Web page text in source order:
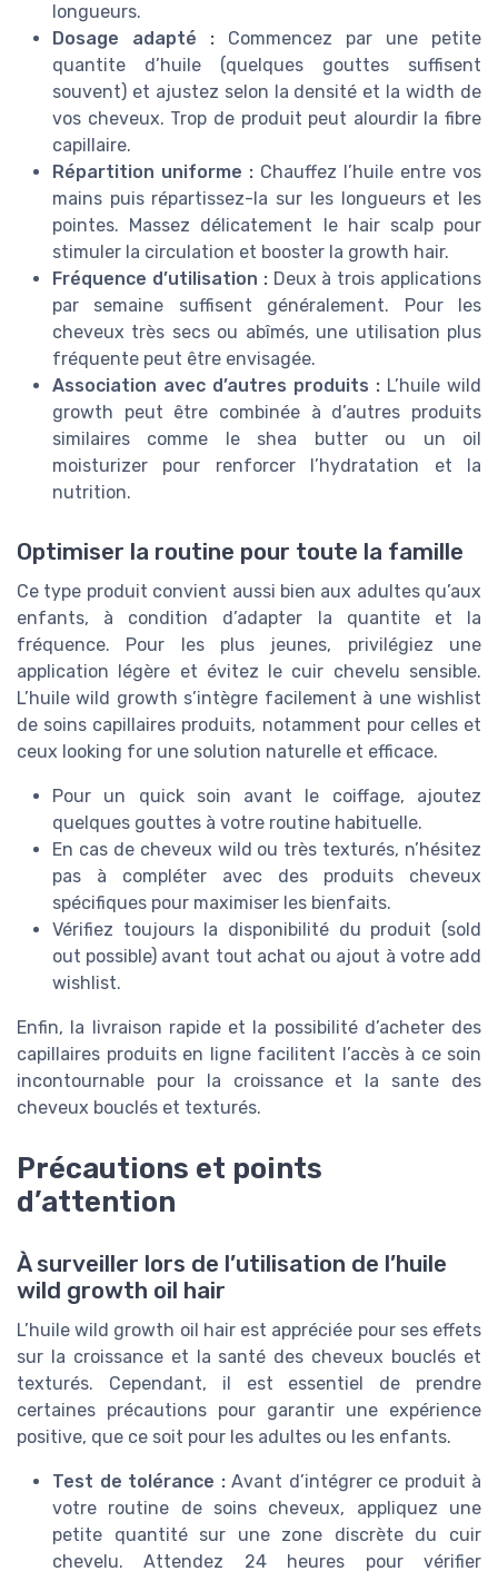
longueurs.
Dosage adapté : Commencez par une petite
quantite d’huile (quelques gouttes suffisent
souvent) et ajustez selon la densité et la width de
vos cheveux. Trop de produit peut alourdir la fibre
capillaire.
Répartition uniforme : Chauffez l’huile entre vos
mains puis répartissez-la sur les longueurs et les
pointes. Massez délicatement le hair scalp pour
stimuler la circulation et booster la growth hair.
Fréquence d’utilisation :Deux à trois applications
par semaine suffisent généralement. Pour les
cheveux très secs ou abîmés, une utilisation plus
fréquente peut être envisagée.
Association avec d’autres produits : L’huile wild
growth peut être combinée à d’autres produits
similaires comme le shea butter ou un oil
moisturizer pour renforcer l’hydratation et la
nutrition.
Optimiser la routine pour toute la famille
Ce type produit convient aussi bien aux adultes qu’aux
enfants, à condition d’adapter la quantite et la
fréquence. Pour les plus jeunes, privilégiez une
application légère et évitez le cuir chevelu sensible.
L’huile wild growth s’intègre facilement à une wishlist
de soins capillaires produits, notamment pour celles et
ceux looking for une solution naturelle et efficace.
Pour un quick soin avant le coiffage, ajoutez
quelques gouttes à votre routine habituelle.
En cas de cheveux wild ou très texturés, n’hésitez
pas à compléter avec des produits cheveux
spécifiques pour maximiser les bienfaits.
Vérifiez toujours la disponibilité du produit (sold
out possible) avant tout achat ou ajout à votre add
wishlist.
Enfin, la livraison rapide et la possibilité d’acheter des
capillaires produits en ligne facilitent l’accès à ce soin
incontournable pour la croissance et la sante des
cheveux bouclés et texturés.
Précautions et points
d’attention
À surveiller lors de l’utilisation de l’huile
wild growth oil hair
L’huile wild growth oil hair est appréciée pour ses effets
sur la croissance et la santé des cheveux bouclés et
texturés. Cependant, il est essentiel de prendre
certaines précautions pour garantir une expérience
positive, que ce soit pour les adultes ou les enfants.
Test de tolérance :Avant d’intégrer ce produit à
votre routine de soins cheveux, appliquez une
petite quantité sur une zone discrète du cuir
chevelu. Attendez 24 heures pour vérifier